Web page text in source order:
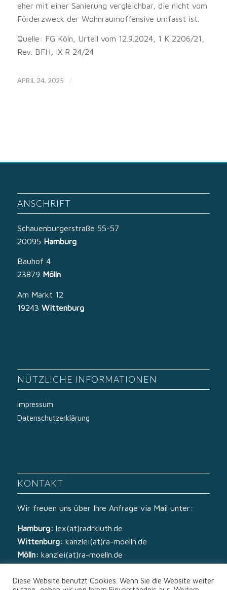
eher mit einer Sanierung vergleichbar, die nicht vom
Förderzweck der Wohnraumoffensive umfasst ist.
Quelle: FG Köln, Urteil vom 12.9.2024, 1 K 2206/21,
Rev. BFH, IX R 24/24
APRIL 24, 2025 /
ANSCHRIFT
Schauenburgerstraße 55-57
20095 Hamburg
Bauhof 4
23879 Mölln
Am Markt 12
19243 Wittenburg
NÜTZLICHE INFORMATIONEN
Impressum
Datenschutzerklärung
KONTAKT
Wir freuen uns über Ihre Anfrage via Mail unter:
Hamburg: lex(at)radrkluth.de
Wittenburg: kanzlei(at)ra-moelln.de
Mölln: kanzlei(at)ra-moelln.de
Diese Website benutzt Cookies. Wenn Sie die Website weiter